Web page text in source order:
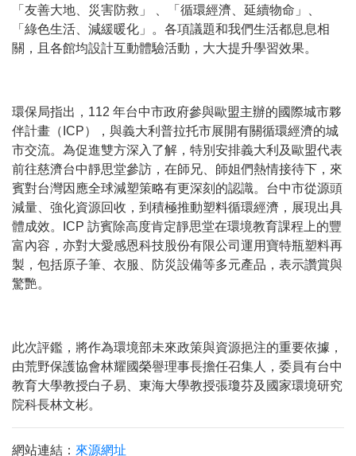
「友善大地、災害防救」 、「循環經濟、延續物命」、
「綠色生活、減緩暖化」。各項議題和我們生活都息息相
關，且各館均設計互動體驗活動，大大提升學習效果。
環保局指出， 112 年台中市政府參與歐盟主辦的國際城市夥
伴計畫（ ICP），與義大利普拉托市展開有關循環經濟的城
市交流。為促進雙方深入了解，特別安排義大利及歐盟代表
前往慈濟台中靜思堂參訪，在師兄、師姐們熱情接待下，來
賓對台灣因應全球減塑策略有更深刻的認識。台中市從源頭
減量、強化資源回收，到積極推動塑料循環經濟，展現出具
體成效。
ICP 訪賓除高度肯定靜思堂在環境教育課程上的豐
富內容，亦對大愛感恩科技股份有限公司運用寶特瓶塑料再
製，包括原子筆、衣服、防災設備等多元產品，表示讚賞與
驚艷。
此次評鑑，將作為環境部未來政策與資源挹注的重要依據，
由荒野保護協會林耀國榮譽理事長擔任召集人，委員有台中
教育大學教授白子易、東海大學教授張瓊芬及國家環境研究
院科長林文彬。
網站連結： 來源網址